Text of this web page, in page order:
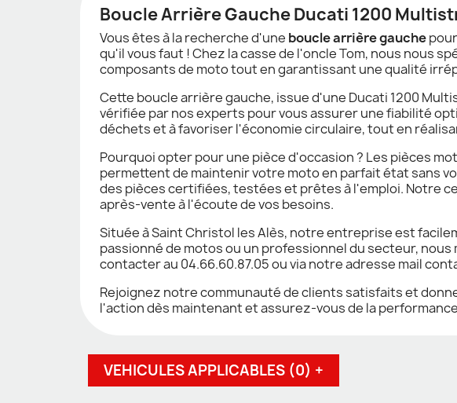
Boucle Arrière Gauche Ducati 1200
Vous êtes à la recherche d'une boucle arrière gauche
qu'il vous faut ! Chez la casse de l'oncle Tom, nous nous
composants de moto tout en garantissant une qualité
Cette boucle arrière gauche, issue d'une Ducati 1200
vérifiée par nos experts pour vous assurer une fiabilité
déchets et à favoriser l'économie circulaire, tout en
Pourquoi opter pour une pièce d'occasion ? Les pièces
permettent de maintenir votre moto en parfait état sans
des pièces certifiées, testées et prêtes à l'emploi. Notre
après-vente à l'écoute de vos besoins.
Située à Saint Christol les Alès, notre entreprise est
passionné de motos ou un professionnel du secteur,
contacter au 04.66.60.87.05 ou via notre adresse mail
Rejoignez notre communauté de clients satisfaits et
l'action dès maintenant et assurez-vous de la
VEHICULES APPLICABLES (0) +